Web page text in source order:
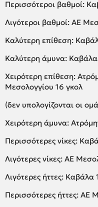
Περισσότεροι βαθμοί:
Λιγότεροι βαθμοί: ΑΕ
Καλύτερη επίθεση:
Καλύτερη άμυνα: Καβάλα
Χειρότερη επίθεση:
Μεσολογγίου 16 γκολ
(δεν υπολογίζονται οι
Χειρότερη άμυνα:
Περισσότερες νίκες:
Λιγότερες νίκες: ΑΕ
Λιγότερες ήττες: Καβάλα 1
Περισσότερες ήττες: ΑΕ